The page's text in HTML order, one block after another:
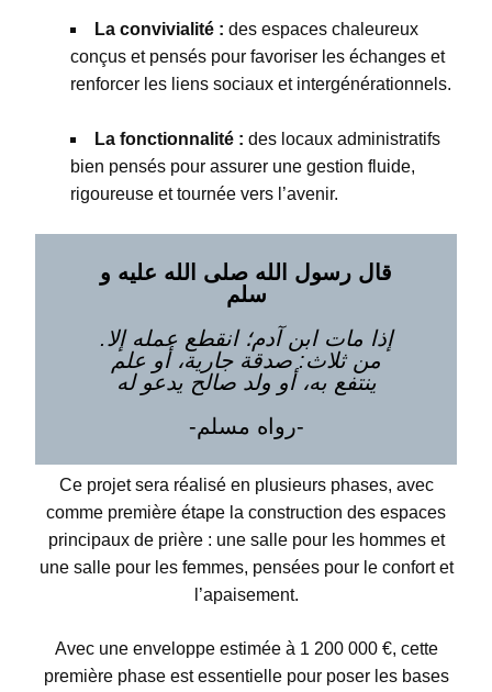
La convivialité : des espaces chaleureux
conçus et pensés pour favoriser les échanges et
renforcer les liens sociaux et intergénérationnels.
La fonctionnalité : des locaux administratifs
bien pensés pour assurer une gestion fluide,
rigoureuse et tournée vers l’avenir.
قال رسول الله صلى الله عليه و
سلم
.إذا مات ابن آدم؛ انقطع عمله إلا
من ثلاث: صدقة جارية، أو علم
ينتفع به، أو ولد صالح يدعو له
-رواه مسلم-
Ce projet sera réalisé en plusieurs phases, avec
comme première étape la construction des espaces
principaux de prière : une salle pour les hommes et
une salle pour les femmes, pensées pour le confort et
l’apaisement.
Avec une enveloppe estimée à 1 200 000 €, cette
première phase est essentielle pour poser les bases